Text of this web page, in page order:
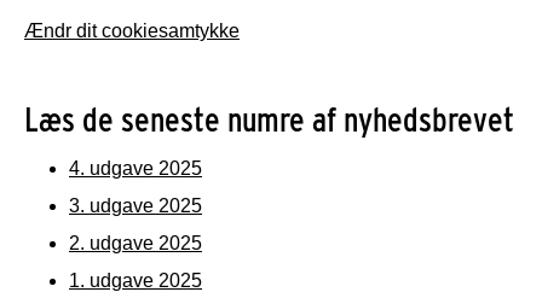
Ændr dit cookiesamtykke
Læs de seneste numre af nyhedsbrevet
4. udgave 2025
3. udgave 2025
2. udgave 2025
1. udgave 2025